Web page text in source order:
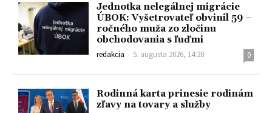
Jednotka nelegálnej migrácie
ÚBOK: Vyšetrovateľ obvinil 59 –
ročného muža zo zločinu
obchodovania s ľuďmi
redakcia - 5. augusta 2026, 14:28 0
Rodinná karta prinesie rodinám
zľavy na tovary a služby